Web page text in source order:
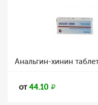
Анальгин-хинин
от44.10